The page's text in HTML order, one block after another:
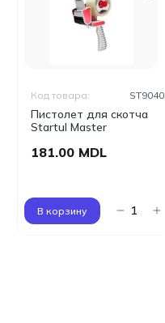
Пистолет для скотча
Startul Master
Код товара: ST9040
181.00 MDL
В корзину